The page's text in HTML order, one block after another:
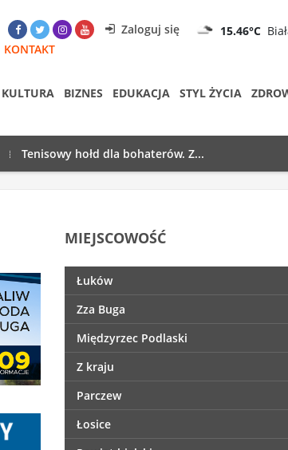
Zaloguj się 15.46°C
KONTAKT
KULTURA BIZNES EDUKACJA STYL ŻYCIA
Tenisowy hołd dla bohaterów. Z...
MIEJSCOWOŚĆ
Łuków
Zza Buga
Międzyrzec Podlaski
Z kraju
Parczew
Łosice